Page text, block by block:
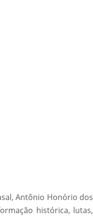
Antônio Honório dos
histórica, lutas,